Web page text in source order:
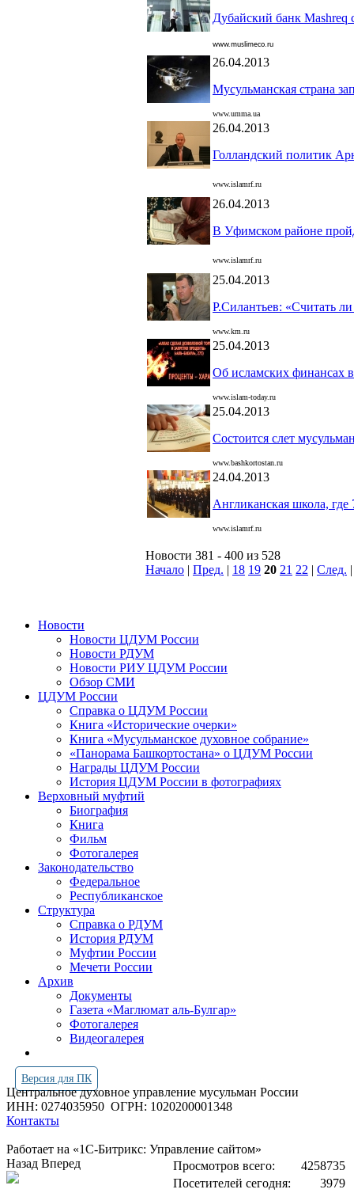
Дубайский банк Mashreq
www.muslimeco.ru
26.04.2013
Мусульманская страна
www.umma.ua
26.04.2013
Голландский политик
www.islamrf.ru
26.04.2013
В Уфимском районе
www.islamrf.ru
25.04.2013
Р.Силантьев: «Считать
www.km.ru
25.04.2013
Об исламских финансах в
www.islam-today.ru
25.04.2013
Состоится слет
www.bashkortostan.ru
24.04.2013
Англиканская школа,
www.islamrf.ru
Новости 381 - 400 из 528
Начало | Пред. | 18 19 20 21 22 | След.
Новости
Новости ЦДУМ России
Новости РДУМ
Новости РИУ ЦДУМ России
Обзор СМИ
ЦДУМ России
Справка о ЦДУМ России
Книга «Исторические очерки»
Книга «Мусульманское духовное собрание»
«Панорама Башкортостана» о ЦДУМ России
Награды ЦДУМ России
История ЦДУМ России в фотографиях
Верховный муфтий
Биография
Книга
Фильм
Фотогалерея
Законодательство
Федеральное
Республиканское
Структура
Справка о РДУМ
История РДУМ
Муфтии России
Мечети России
Архив
Документы
Газета «Маглюмат аль-Булгар»
Фотогалерея
Видеогалерея
Версия для ПК
Центральное духовное управление мусульман России
ИНН: 0274035950 ОГРН: 1020200001348
Контакты
Работает на «1С-Битрикс: Управление сайтом»
Просмотров всего:
4258735
Посетителей сегодня:
3979
Назад Вперед